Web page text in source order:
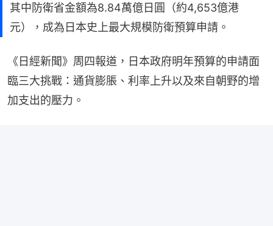
其中防衛省金額為8.84萬億日圓（約4,653億港
元），成為日本史上最大規模防衛預算申請。
《日經新聞》周四報道，日本政府明年預算的申請面
臨三大挑戰：通貨膨脹、利率上升以及來自朝野的增
加支出的壓力。